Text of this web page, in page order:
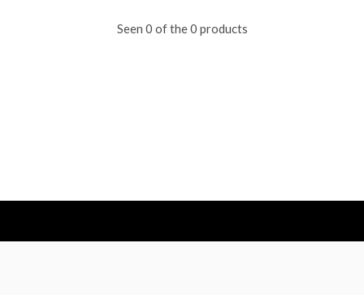
Seen 0 of the 0 products